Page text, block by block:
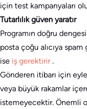
için test kampanyaları
Tutarlılık güven yaratır
Programın doğru
posta çoğu alıcıya
ise iş gerektirir .
Gönderen itibarı için
veya büyük rakamlar
istemeyecektir. Önemli